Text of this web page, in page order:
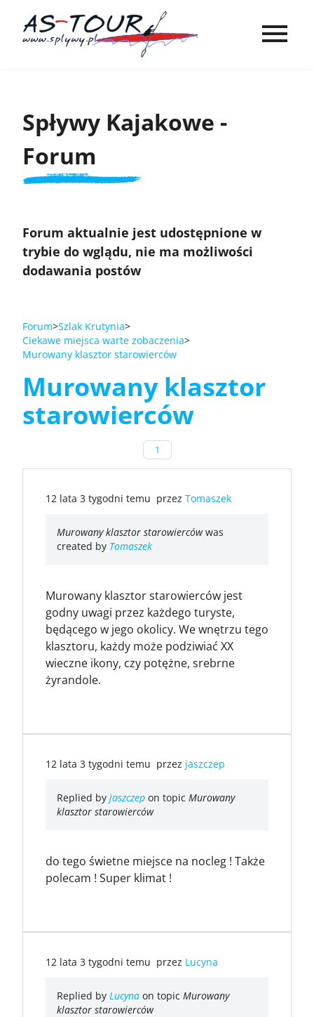
Spływy Kajakowe -
Forum
Forum aktualnie jest udostępnione w
trybie do wglądu, nie ma możliwości
dodawania postów
Forum Szlak Krutynia
Ciekawe miejsca warte zobaczenia
Murowany klasztor starowierców
Murowany klasztor
starowierców
1
12 lata 3 tygodni temu przez Tomaszek
Murowany klasztor starowiercówwas
created by Tomaszek
Murowany klasztor starowierców jest
godny uwagi przez każdego turyste,
będącego w jego okolicy. We wnętrzu tego
klasztoru, każdy może podziwiać XX
wieczne ikony, czy potężne, srebrne
żyrandole.
12 lata 3 tygodni temu przez jaszczep
Replied by jaszczep on topic Murowany
klasztor starowierców
do tego świetne miejsce na nocleg ! Także
polecam ! Super klimat !
12 lata 3 tygodni temu przez Lucyna
Replied by Lucyna on topic Murowany
klasztor starowierców